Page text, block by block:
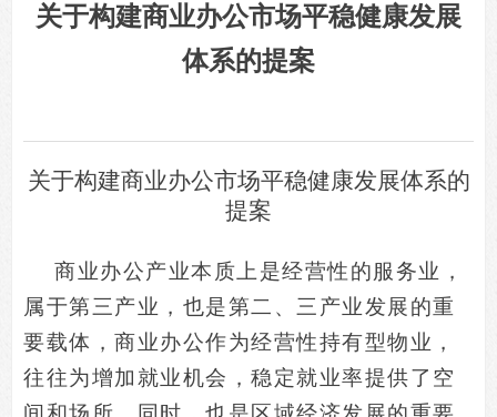
关于构建商业办公市场平稳健康发展
体系的提案
关于构建商业办公市场平稳健康发展体系的
提案
商业办公产业本质上是经营性的服务业，
属于第三产业，也是第二、三产业发展的重
要载体，商业办公作为经营性持有型物业，
往往为增加就业机会，稳定就业率提供了空